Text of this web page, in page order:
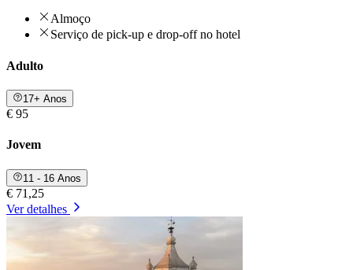
Almoço
Serviço de pick-up e drop-off no hotel
Adulto
17+ Anos
€ 95
Jovem
11 - 16 Anos
€ 71,25
Ver detalhes